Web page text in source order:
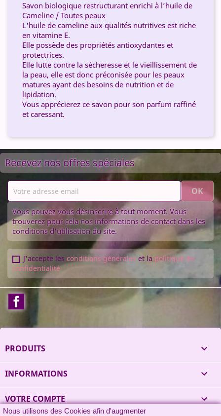
Savon biologique restructurant enrichi à l’huile de
Cameline / Toutes peaux
L'huile de cameline aux qualités nutritives est riche
en vitamine E.
Elle possède des propriétés antioxydantes et
protectrices.
Elle lutte contre la sècheresse et le vieillissement de
la peau, elle est donc préconisée pour les peaux
matures ayant des besoins de nutrition et de
lipidation.
Vous apprécierez ce savon pour son parfum raffiné
et caressant.
Recevez nos offres spéciales
Vous pouvez vous désinscrire à tout moment. Vous
trouverez pour cela nos informations de contact dans les
conditions d'utilisation du site.
J'accepte les conditions générales et la politique de
confidentialité
PRODUITS 
INFORMATIONS 
VOTRE COMPTE 
Nous utilisons des Cookies afin d'augmenter